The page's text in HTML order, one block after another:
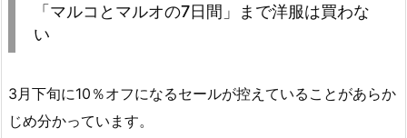
「マルコとマルオの7日間」まで洋服は買わな
い
3月下旬に10％オフになるセールが控えていることがあらか
じめ分かっています。